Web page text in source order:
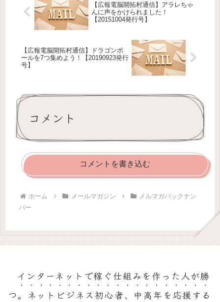
【広報電脳開拓村通信】アラレちゃ
んに声をかけられました！
【20151004発行号】
【広報電脳開拓村通信】ドラゴンボ
ールを7つ集めよう！【20190923発行
号】
コメント
コメントを書き込む
ホーム メールマガジン
メルマガバックナン
バー
インターネットで稼ぐ仕組みを作った人が勝
つ。ネットビジネス初心者、中高年を応援する